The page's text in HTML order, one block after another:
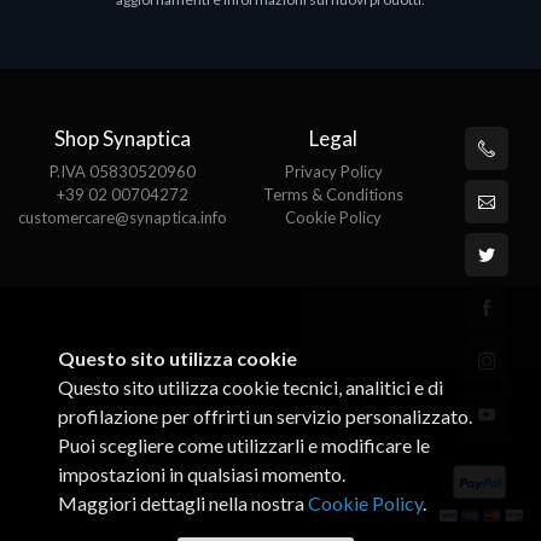
Shop Synaptica
P.IVA 05830520960
+39 02 00704272
customercare@synaptica.info
Legal
Privacy Policy
Terms & Conditions
Cookie Policy
Questo sito utilizza cookie
Questo sito utilizza cookie tecnici, analitici e di
profilazione per offrirti un servizio personalizzato.
Puoi scegliere come utilizzarli e modificare le
impostazioni in qualsiasi momento.
Maggiori dettagli nella nostraCookie Policy.